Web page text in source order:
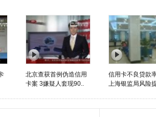
北京查获首例伪造信用
卡案 3嫌疑人套现90..
信用卡不良贷款
上海银监局风险